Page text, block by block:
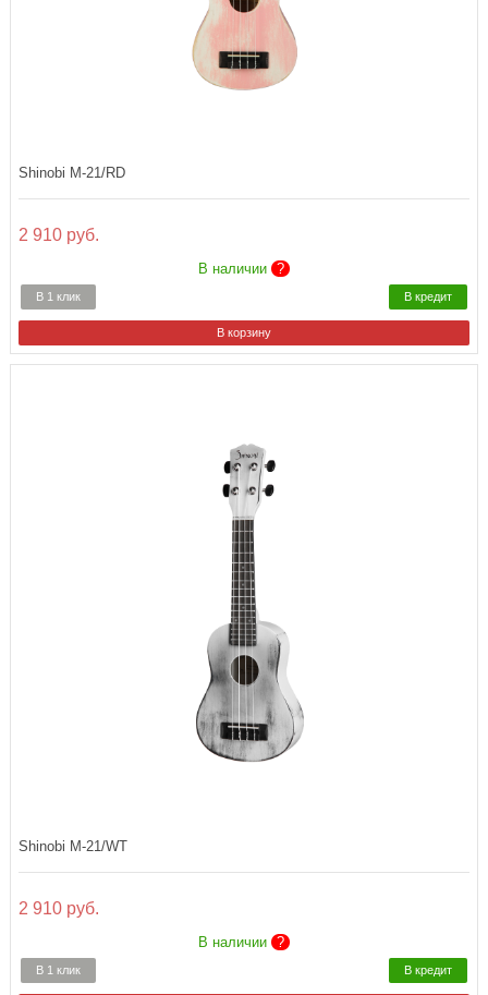
Shinobi M-21/RD
2 910 руб.
В наличии ?
В 1 клик В кредит
Shinobi M-21/WT
2 910 руб.
В наличии ?
В 1 клик В кредит